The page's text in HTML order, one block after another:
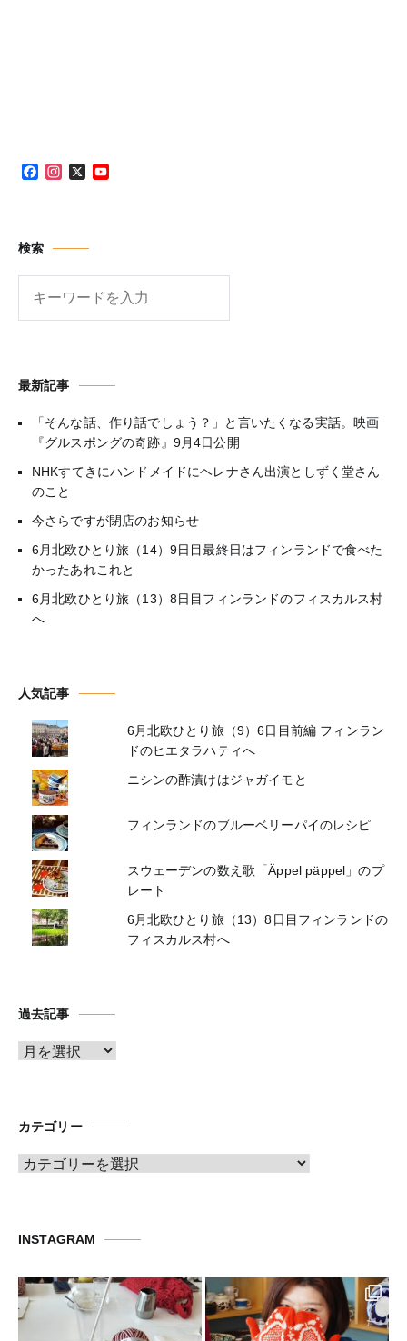
Facebook
Instagram
X
検索
最新記事
「そんな話、作り話でしょう？」と言いたくなる実話。映画
『グルスポングの奇跡』9月4日公開
NHKすてきにハンドメイドにヘレナさん出演としずく堂さん
のこと
今さらですが閉店のお知らせ
6月北欧ひとり旅（14）9日目最終日はフィンランドで食べた
かったあれこれと
6月北欧ひとり旅（13）8日目フィンランドのフィスカルス村
へ
人気記事
6月北欧ひとり旅（9）6日目前編 フィンラン
ドのヒエタラハティへ
ニシンの酢漬けはジャガイモと
フィンランドのブルーベリーパイのレシピ
スウェーデンの数え歌「Äppel päppel」のプ
レート
6月北欧ひとり旅（13）8日目フィンランドの
フィスカルス村へ
過去記事
ア
ブ
カテゴリー
カ
ー
INSTAGRAM